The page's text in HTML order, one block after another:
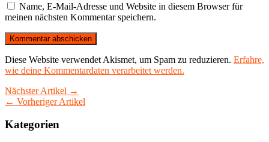
Name, E-Mail-Adresse und Website in diesem Browser für
meinen nächsten Kommentar speichern.
Diese Website verwendet Akismet, um Spam zu reduzieren. Erfahre,
wie deine Kommentardaten verarbeitet werden.
Nächster Artikel →
← Vorheriger Artikel
Kategorien